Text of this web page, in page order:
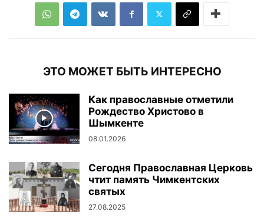
ЭТО МОЖЕТ БЫТЬ ИНТЕРЕСНО
Как православные отметили
Рождество Христово в
Шымкенте
08.01.2026
Сегодня Православная Церковь
чтит память Чимкентских
святых
27.08.2025